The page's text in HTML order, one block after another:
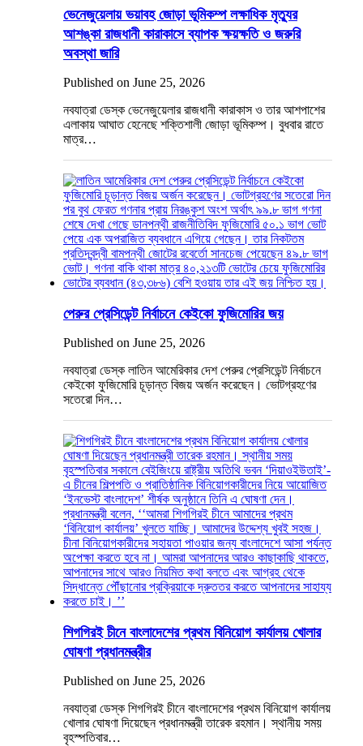
ভেনেজুয়েলায় ভয়াবহ জোড়া ভূমিকম্প লক্ষাধিক মৃত্যুর
আশঙ্কা রাজধানী কারাকাসে ব্যাপক ক্ষয়ক্ষতি ও জরুরি
অবস্থা জারি
Published on June 25, 2026
নবযাত্রা ডেস্ক ভেনেজুয়েলার রাজধানী কারাকাস ও তার আশপাশের
এলাকায় আঘাত হেনেছে শক্তিশালী জোড়া ভূমিকম্প। বুধবার রাতে
মাত্র…
পেরুর প্রেসিডেন্ট নির্বাচনে কেইকো ফুজিমোরির জয়
Published on June 25, 2026
নবযাত্রা ডেস্ক লাতিন আমেরিকার দেশ পেরুর প্রেসিডেন্ট নির্বাচনে
কেইকো ফুজিমোরি চূড়ান্ত বিজয় অর্জন করেছেন। ভোটগ্রহণের
সতেরো দিন…
শিগগিরই চীনে বাংলাদেশের প্রথম বিনিয়োগ কার্যালয় খোলার
ঘোষণা প্রধানমন্ত্রীর
Published on June 25, 2026
নবযাত্রা ডেস্ক শিগগিরই চীনে বাংলাদেশের প্রথম বিনিয়োগ কার্যালয়
খোলার ঘোষণা দিয়েছেন প্রধানমন্ত্রী তারেক রহমান। স্থানীয় সময়
বৃহস্পতিবার…